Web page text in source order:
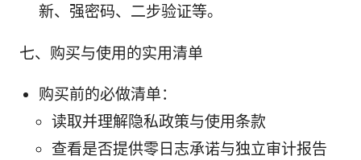
新、强密码、二步验证等。
七、购买与使用的实用清单
购买前的必做清单：
读取并理解隐私政策与使用条款
查看是否提供零日志承诺与独立审计报告